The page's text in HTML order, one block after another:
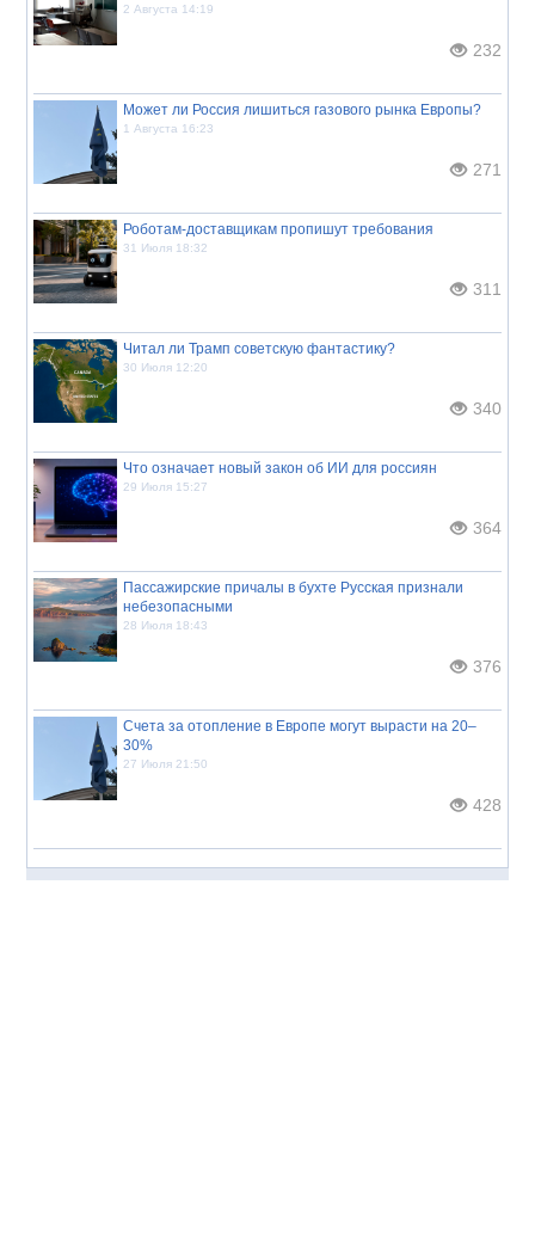
2 Августа 14:19
232
Может ли Россия лишиться газового рынка Европы?
1 Августа 16:23
271
Роботам-доставщикам пропишут требования
31 Июля 18:32
311
Читал ли Трамп советскую фантастику?
30 Июля 12:20
340
Что означает новый закон об ИИ для россиян
29 Июля 15:27
364
Пассажирские причалы в бухте Русская признали
небезопасными
28 Июля 18:43
376
Счета за отопление в Европе могут вырасти на 20–
30%
27 Июля 21:50
428